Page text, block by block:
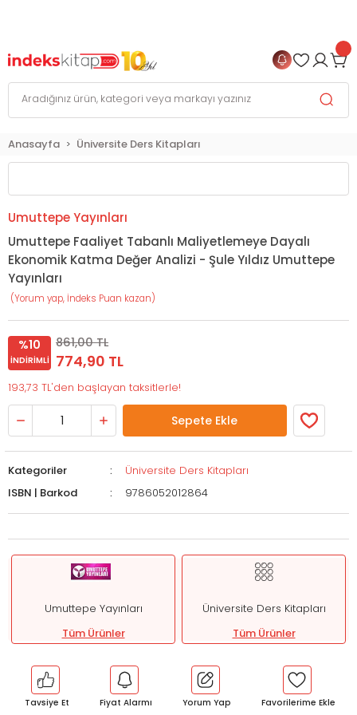
Anasayfa Üniversite Ders Kitapları
Umuttepe Yayınları
Umuttepe Faaliyet Tabanlı Maliyetlemeye Dayalı
Ekonomik Katma Değer Analizi - Şule Yıldız Umuttepe
Yayınları
(Yorum yap, İndeks Puan kazan)
%10
İNDIRIMLI
861,00 TL
774,90 TL
193,73 TL'den başlayan taksitlerle!
Sepete Ekle
Kategoriler
Üniversite Ders Kitapları
ISBN | Barkod
9786052012864
Umuttepe Yayınları
Tüm Ürünler
Üniversite Ders Kitapları
Tüm Ürünler
Tavsiye Et Fiyat Alarmı Yorum Yap